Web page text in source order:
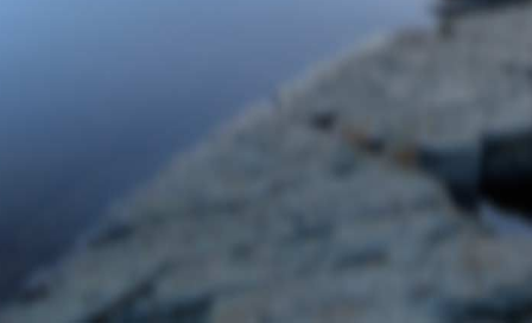
du